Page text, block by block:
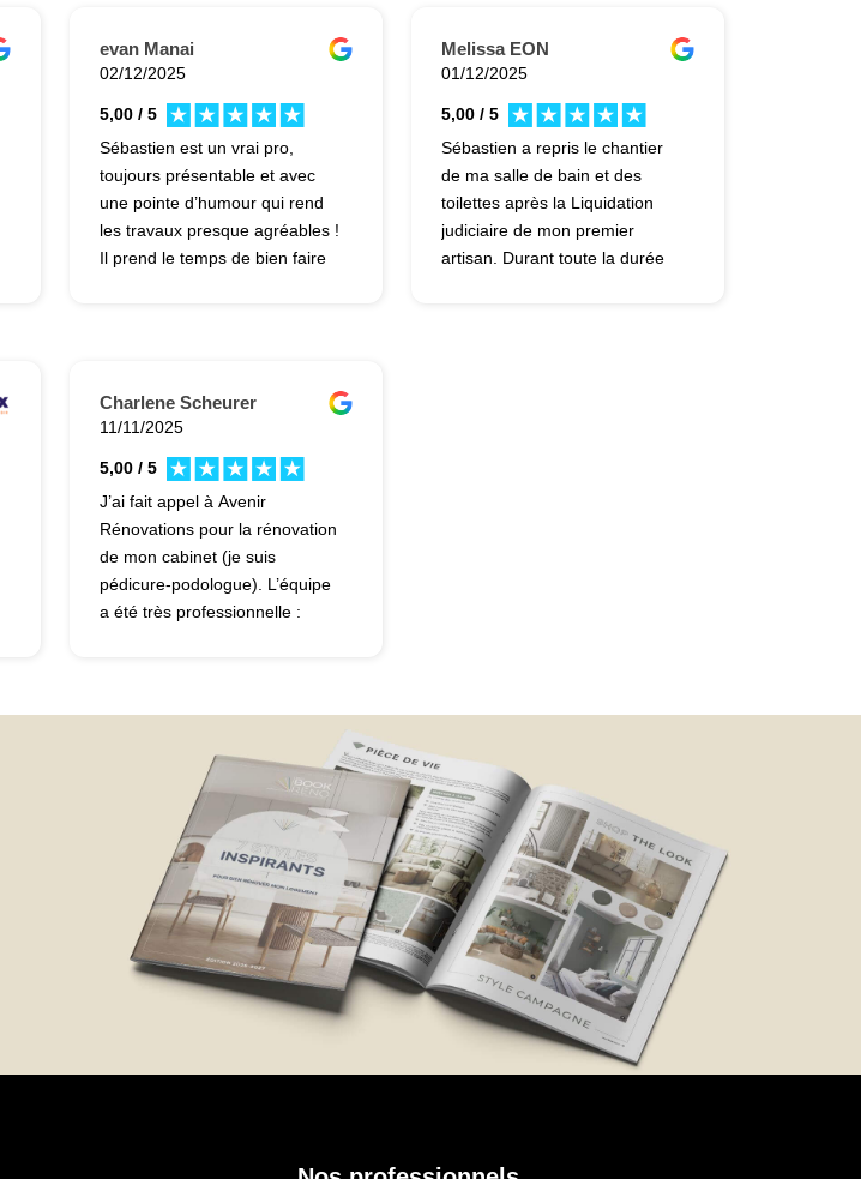
evan Manai
02/12/2025
5,00 / 5
Sébastien est un vrai pro,
toujours présentable et avec
une pointe d’humour qui rend
les travaux presque agréables !
Il prend le temps de bien faire
donne d’excellents conseils, et
ça se voit dans la qualité du
comme on aimerait en croiser
plus souvent ! Je recommande
sans hésiter.
Melissa EON
01/12/2025
5,00 / 5
Sébastien a repris le chantier
de ma salle de bain et des
toilettes après la Liquidation
judiciaire de mon premier
artisan. Durant toute la durée
Charlene Scheurer
11/11/2025
5,00 / 5
J’ai fait appel à Avenir
Rénovations pour la rénovation
de mon cabinet (je suis
pédicure-podologue). L’équipe
a été très professionnelle :
exactement ce que je
souhaitais pour accueillir mes
patients, tout en respectant
mes souhaits. Je recommande
sans hésiter (Photos
avant/après)